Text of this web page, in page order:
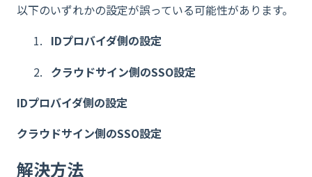
以下のいずれかの設定が誤っている可能性があります。
IDプロバイダ側の設定
クラウドサイン側のSSO設定
IDプロバイダ側の設定
クラウドサイン側のSSO設定
解決方法